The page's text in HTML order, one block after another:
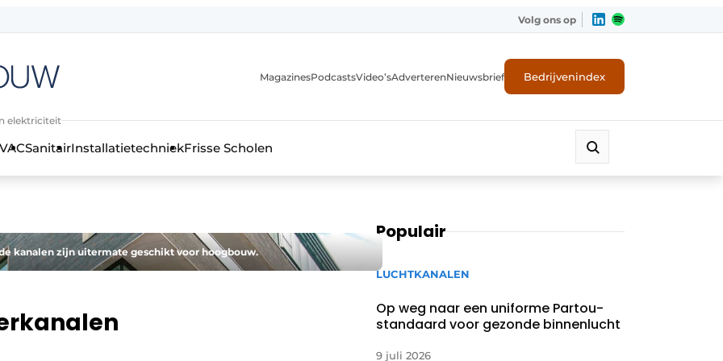
Volg ons op
elektriciteit
MagazinesPodcastsVideo’sAdverterenNieuwsbrief Bedrijvenindex
SanitairInstallatietechniekFrisse Scholen
kanalen zijn uitermate geschikt voor hoogbouw.
Populair
LUCHTKANALEN
Op weg naar een uniforme Partou-
standaard voor gezonde binnenlucht
9 juli 2026